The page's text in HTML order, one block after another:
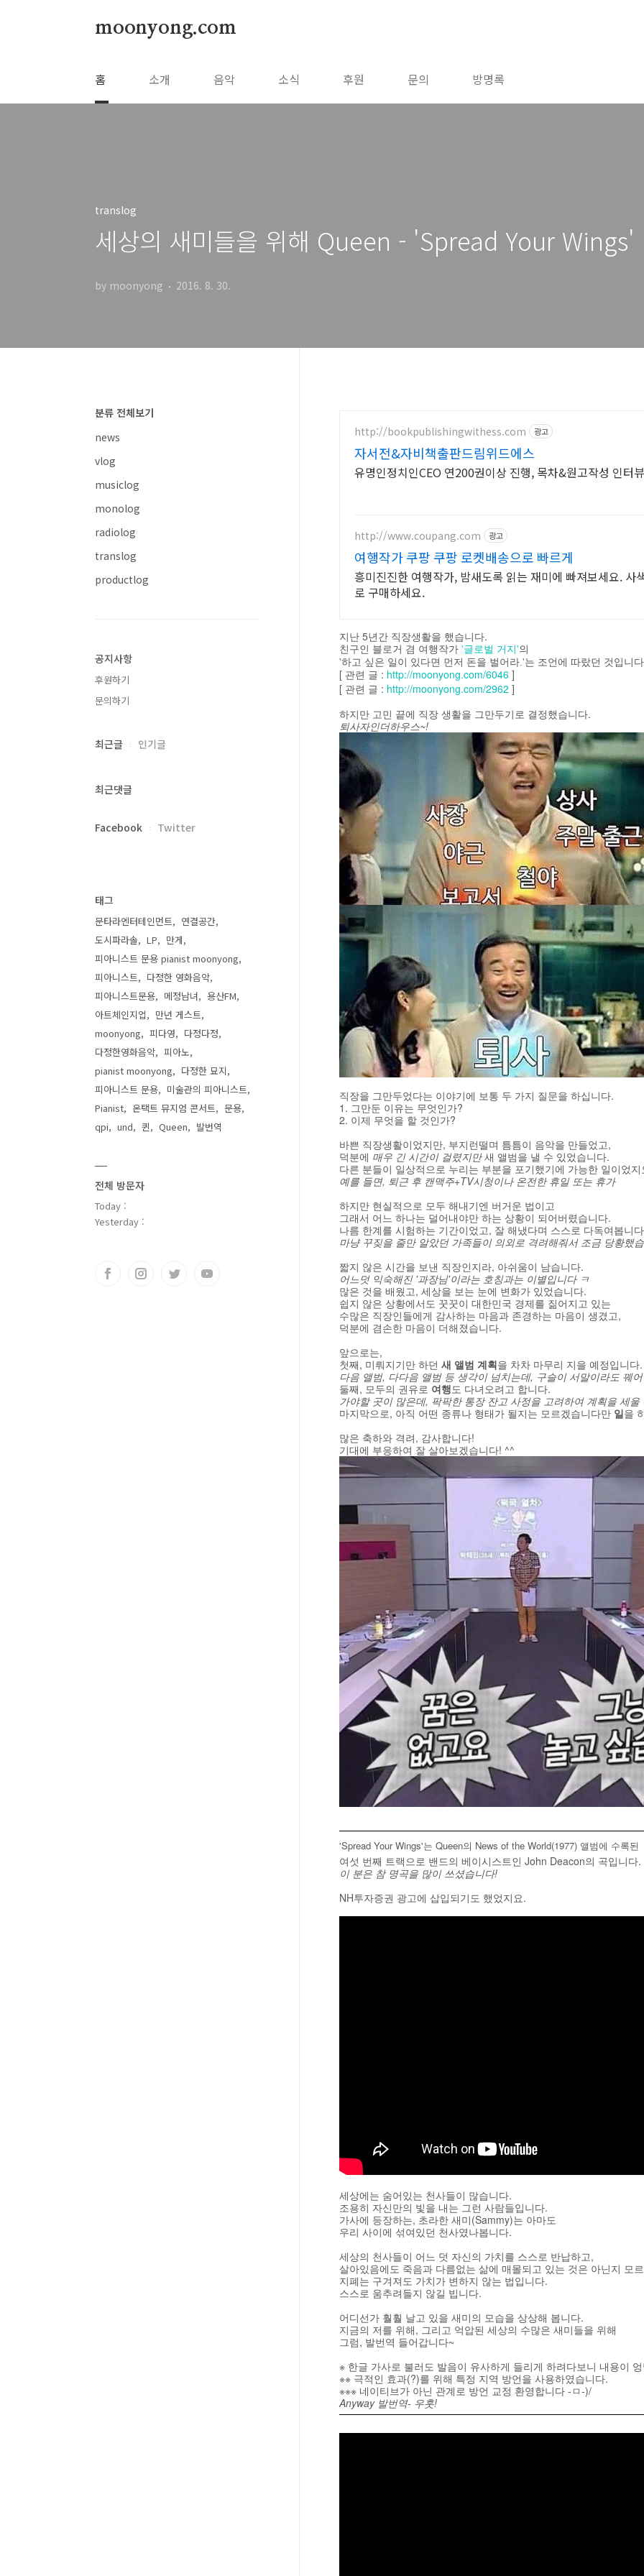
moonyong.com
홈 소개 음악 소식 후원 문의 방명록
translog
세상의 새미들을 위해 Queen - 'Spread Your Wings'
by moonyong 2016. 8. 30.
http://bookpublishingwithess.com 광고
자서전&자비책출판드림위드에스
유명인정치인CEO 연200권이상 진행, 목차&원고작성 인터
http://www.coupang.com 광고
여행작가 쿠팡 쿠팡 로켓배송으로 빠르게
흥미진진한 여행작가, 밤새도록 읽는 재미에 빠져보세요.
로 구매하세요.
지난 5년간 직장생활을 했습니다.
친구인 블로거 겸 여행작가 '글로벌 거지'의
'하고 싶은 일이 있다면 먼저 돈을 벌어라.'는 조언에 따랐던 것입니
[ 관련 글 : http://moonyong.com/6046 ]
[ 관련 글 : http://moonyong.com/2962 ]
하지만 고민 끝에 직장 생활을 그만두기로 결정했습니다.
퇴사자인더하우스~!
직장을 그만두었다는 이야기에 보통 두 가지 질문을 하십니다.
1. 그만둔 이유는 무엇인가?
2. 이제 무엇을 할 것인가?
바쁜 직장생활이었지만, 부지런떨며 틈틈이 음악을 만들었고,
덕분에 매우 긴 시간이 걸렸지만새 앨범을 낼 수 있었습니다.
다른 분들이 일상적으로 누리는 부분을 포기했기에 가능한 일이었지
예를 들면, 퇴근 후 캔맥주+TV시청이나 온전한 휴일 또는 휴가
하지만 현실적으로 모두 해내기엔 버거운 법이고
그래서 어느 하나는 덜어내야만 하는 상황이 되어버렸습니다.
나름 한계를 시험하는 기간이었고, 잘 해냈다며 스스로 다독여봅니
마냥 꾸짖을 줄만 알았던 가족들이 의외로 격려해줘서 조금 당황했
짧지 않은 시간을 보낸 직장인지라, 아쉬움이 남습니다.
어느덧 익숙해진 '과장님'이라는 호칭과는 이별입니다 ㅋ
많은 것을 배웠고, 세상을 보는 눈에 변화가 있었습니다.
쉽지 않은 상황에서도 꿋꿋이 대한민국 경제를 짊어지고 있는
수많은 직장인들에게 감사하는 마음과 존경하는 마음이 생겼고,
덕분에 겸손한 마음이 더해졌습니다.
앞으로는,
첫째, 미뤄지기만 하던 새 앨범 계획을 차차 마무리 지을 예정입니다.
다음 앨범, 다다음 앨범 등 생각이 넘치는데, 구슬이 서말이라도 꿰
둘째, 모두의 권유로 여행도 다녀오려고 합니다.
가야할 곳이 많은데, 팍팍한 통장 잔고 사정을 고려하여 계획을 세울
마지막으로, 아직 어떤 종류나 형태가 될지는 모르겠습니다만 일을
많은 축하와 격려, 감사합니다!
기대에 부응하여 잘 살아보겠습니다! ^^
'Spread Your Wings'는 Queen의 News of the World(1977) 앨범에 수록된
여섯 번째 트랙으로 밴드의 베이시스트인 John Deacon의 곡입니다.
이 분은 참 명곡을 많이 쓰셨습니다!
NH투자증권 광고에 삽입되기도 했었지요.
세상에는 숨어있는 천사들이 많습니다.
조용히 자신만의 빛을 내는 그런 사람들입니다.
가사에 등장하는, 초라한 새미(Sammy)는 아마도
우리 사이에 섞여있던 천사였나봅니다.
세상의 천사들이 어느 덧 자신의 가치를 스스로 반납하고,
살아있음에도 죽음과 다름없는 삶에 매몰되고 있는 것은 아닌지 모
지폐는 구겨져도 가치가 변하지 않는 법입니다.
스스로 움추려들지 않길 빕니다.
어디선가 훨훨 날고 있을 새미의 모습을 상상해 봅니다.
지금의 저를 위해, 그리고 억압된 세상의 수많은 새미들을 위해
그럼, 발번역 들어갑니다~
※ 한글 가사로 불러도 발음이 유사하게 들리게 하려다보니 내용이
※※ 극적인 효과(?)를 위해 특정 지역 방언을 사용하였습니다.
※※※ 네이티브가 아닌 관계로 방언 교정 환영합니다 -ㅁ-)/
Anyway 발번역- 우훗!
분류 전체보기
news
vlog
musiclog
monolog
radiolog
translog
productlog
공지사항
후원하기
문의하기
최근글 인기글
최근댓글
Facebook Twitter
태그
문타라엔터테인먼트
연결공간
도시파라솔
LP
만게
피아니스트 문용 pianist moonyong
피아니스트
다정한 영화음악
피아니스트문용
메정남녀
용산FM
아트체인지업
만년 게스트
moonyong
피다영
다정다정
다정한영화음악
피아노
pianist moonyong
다정한 묘지
피아니스트 문용
미술관의 피아니스트
Pianist
온택트 뮤지엄 콘서트
문용
qpi
und 퀸 Queen 발번역
전체 방문자
Today :
Yesterday :